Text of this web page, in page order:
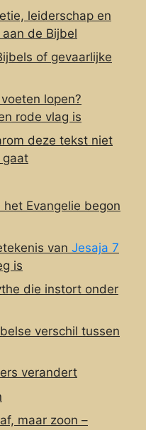
leiderschap en
de Bijbel
of gevaarlijke
lopen?
rode vlag is
deze tekst niet
gaat
Evangelie begon
van Jesaja 7
is
die instort onder
verschil tussen
verandert
maar zoon –